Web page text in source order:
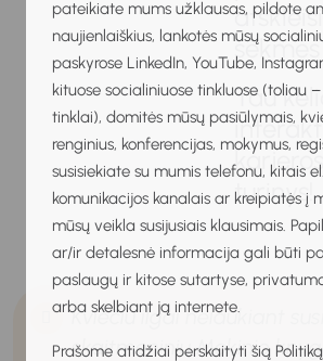
pateikiate mums užklausas, pildote
naujienlaiškius, lankotės mūsų
paskyrose LinkedIn, YouTube,
kituose socialiniuose tinkluose (toliau
tinklai), domitės mūsų pasiūlymais,
renginius, konferencijas, mokymus,
susisiekiate su mumis telefonu, kitais el.
komunikacijos kanalais ar kreipiatės į
mūsų veikla susijusiais klausimais.
ar/ir detalesnė informacija gali būti
paslaugų ir kitose sutartyse,
arba skelbiant ją internete.
Prašome atidžiai perskaityti šią
sėkmės
Tau
turinys!
Kviečiu ilgai nelaukiant
skaitmeniniu Mokinio